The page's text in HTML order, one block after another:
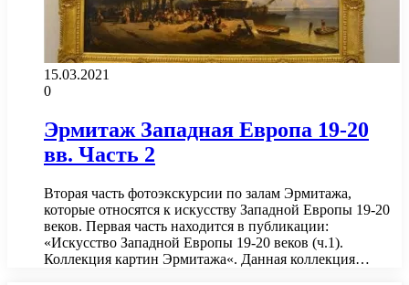
15.03.2021
0
Эрмитаж Западная Европа 19-20
вв. Часть 2
Вторая часть фотоэкскурсии по залам Эрмитажа,
которые относятся к искусству Западной Европы 19-20
веков. Первая часть находится в публикации:
«Искусство Западной Европы 19-20 веков (ч.1).
Коллекция картин Эрмитажа«. Данная коллекция…